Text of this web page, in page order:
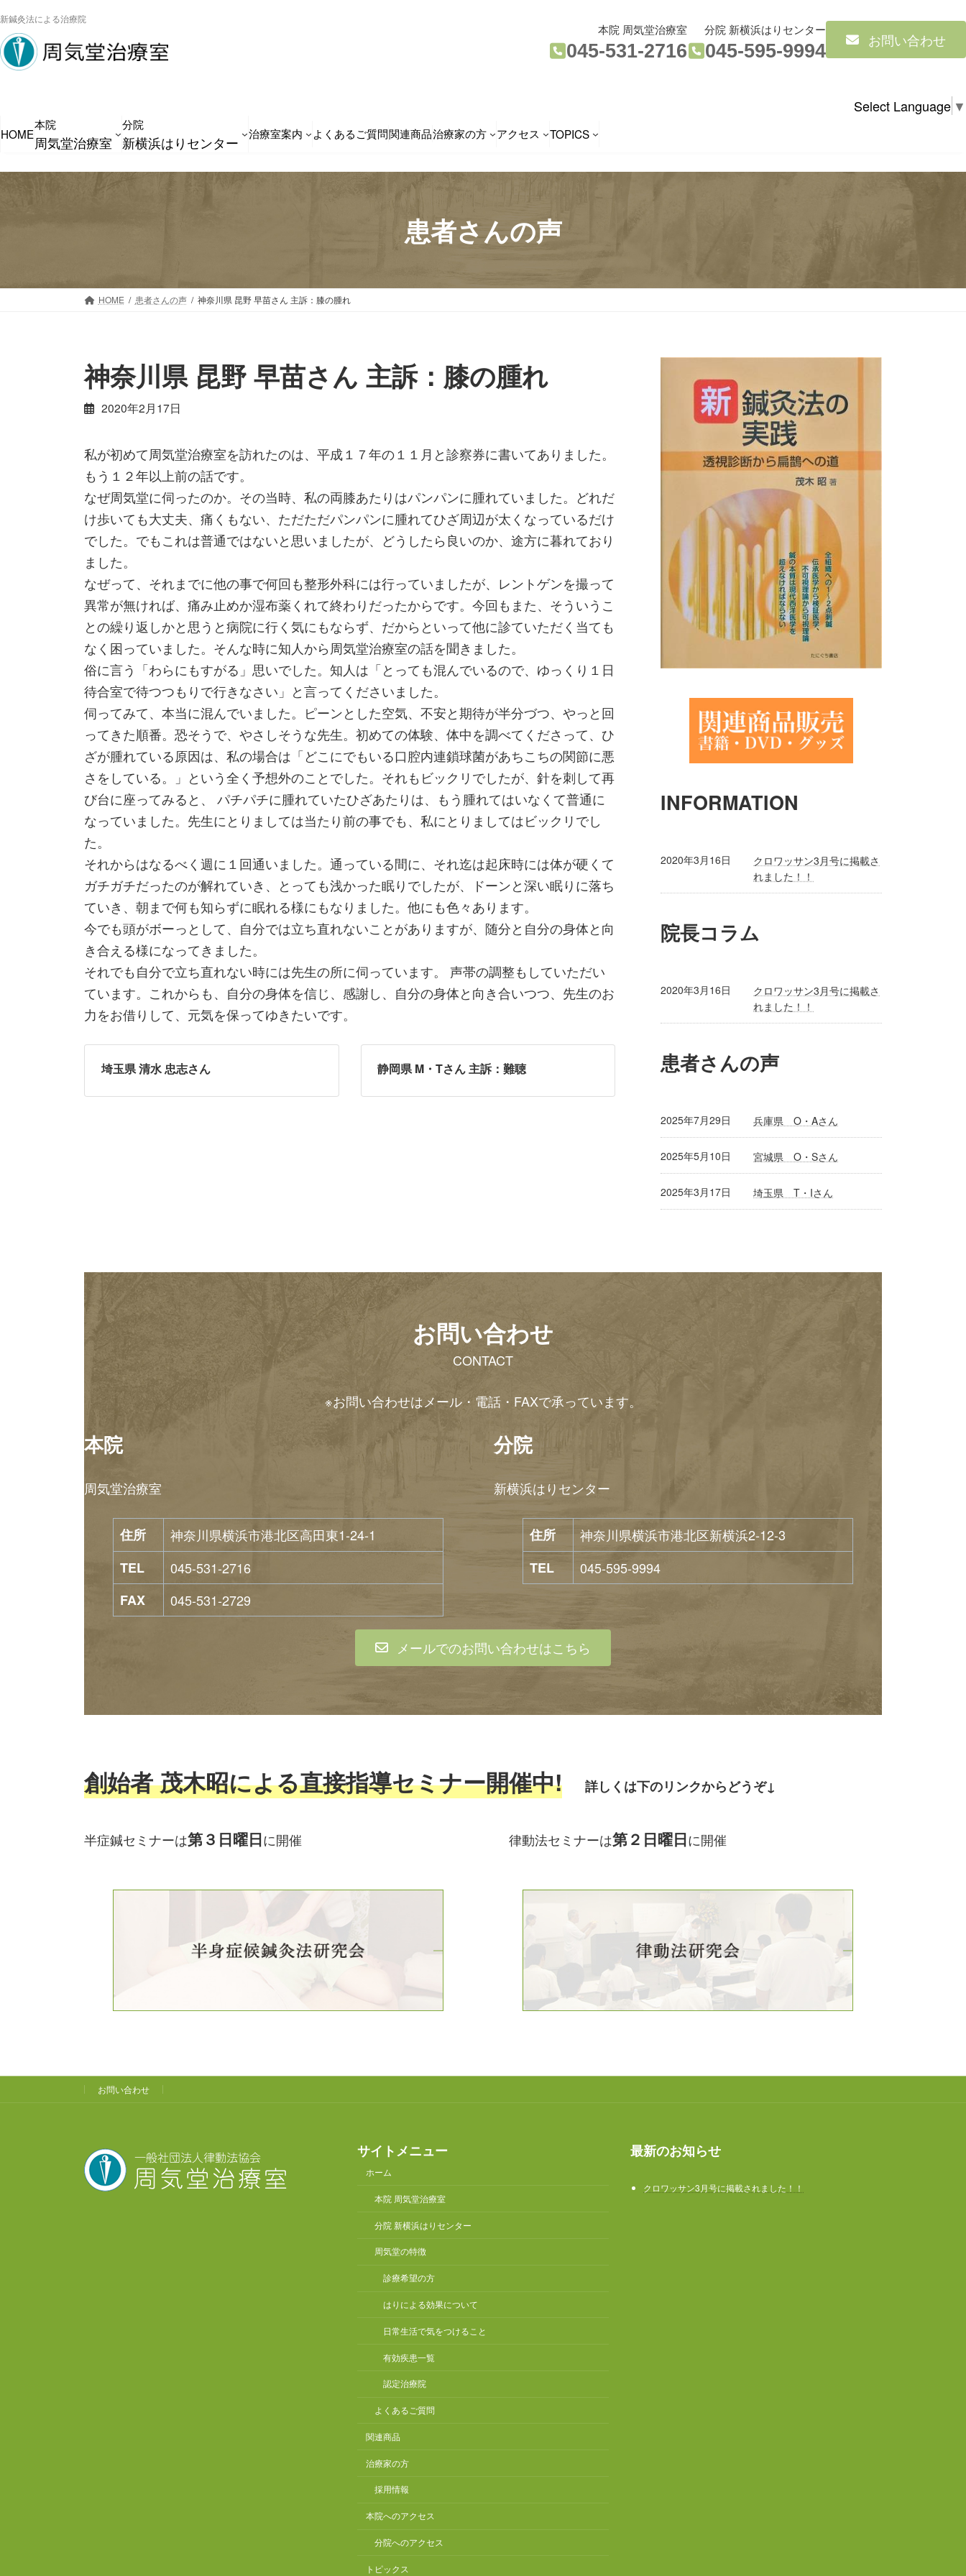
ン
テ
ン
キ
ビ
ゲ
ー
に
新鍼灸法による治療院
本院 周気堂治療室
045-531-2716
分院 新横浜はりセンター
045-595-9994
お問い合わせ
Select Language ▼
HOME
本院
周気堂治療室
分院
新横浜はりセンター 治療室案内 よくあるご質問関連商品治療家の方 アクセス TOPICS
患者さんの声
HOME 患者さんの声 神奈川県 昆野 早苗さん 主訴：膝の腫れ
神奈川県 昆野 早苗さん 主訴：膝の腫れ
2020年2月17日
私が初めて周気堂治療室を訪れたのは、平成１７年の１１月と診察券に書いてありました。
もう１２年以上前の話です。
なぜ周気堂に伺ったのか。その当時、私の両膝あたりはパンパンに腫れていました。どれだ
け歩いても大丈夫、痛くもない、ただただパンパンに腫れてひざ周辺が太くなっているだけ
でした。でもこれは普通ではないと思いましたが、どうしたら良いのか、途方に暮れており
ました。
なぜって、それまでに他の事で何回も整形外科には行っていましたが、レントゲンを撮って
異常が無ければ、痛み止めか湿布薬くれて終わりだったからです。今回もまた、そういうこ
との繰り返しかと思うと病院に行く気にもならず、だからといって他に診ていただく当ても
なく困っていました。そんな時に知人から周気堂治療室の話を聞きました。
俗に言う「わらにもすがる」思いでした。知人は「とっても混んでいるので、ゆっくり１日
待合室で待つつもりで行きなさい」と言ってくださいました。
伺ってみて、本当に混んでいました。ピーンとした空気、不安と期待が半分づつ、やっと回
ってきた順番。恐そうで、やさしそうな先生。初めての体験、体中を調べてくださって、ひ
ざが腫れている原因は、私の場合は「どこにでもいる口腔内連鎖球菌があちこちの関節に悪
さをしている。」という全く予想外のことでした。それもビックリでしたが、針を刺して再
び台に座ってみると、 パチパチに腫れていたひざあたりは、もう腫れてはいなくて普通に
なっていました。先生にとりましては当たり前の事でも、私にとりましてはビックリでし
た。
それからはなるべく週に１回通いました。通っている間に、それ迄は起床時には体が硬くて
ガチガチだったのが解れていき、とっても浅かった眠りでしたが、ドーンと深い眠りに落ち
ていき、朝まで何も知らずに眠れる様にもなりました。他にも色々あります。
今でも頭がボーっとして、自分では立ち直れないことがありますが、随分と自分の身体と向
き合える様になってきました。
それでも自分で立ち直れない時には先生の所に伺っています。 声帯の調整もしていただい
ています。これからも、自分の身体を信じ、感謝し、自分の身体と向き合いつつ、先生のお
力をお借りして、元気を保ってゆきたいです。
埼玉県 清水 忠志さん 静岡県 M・Tさん 主訴：難聴
INFORMATION
2020年3月16日
クロワッサン3月号に掲載さ
れました！！
院長コラム
2020年3月16日
クロワッサン3月号に掲載さ
れました！！
患者さんの声
2025年7月29日 兵庫県 O・Aさん
2025年5月10日 宮城県 O・Sさん
2025年3月17日 埼玉県 T・Iさん
お問い合わせ
CONTACT
※お問い合わせはメール・電話・FAXで承っています。
本院
周気堂治療室
住所
神奈川県横浜市港北区高田東1-24-1
TEL
045-531-2716
FAX
045-531-2729
分院
新横浜はりセンター
住所
神奈川県横浜市港北区新横浜2-12-3
TEL
045-595-9994
メールでのお問い合わせはこちら
創始者 茂木昭による直接指導セミナー開催中! 詳しくは下のリンクからどうぞ↓
半症鍼セミナーは第３日曜日に開催 律動法セミナーは第２日曜日に開催
お問い合わせ
サイトメニュー
ホーム
本院 周気堂治療室
分院 新横浜はりセンター
周気堂の特徴
診療希望の方
はりによる効果について
日常生活で気をつけること
有効疾患一覧
認定治療院
よくあるご質問
関連商品
治療家の方
採用情報
本院へのアクセス
分院へのアクセス
トピックス
最新のお知らせ
クロワッサン3月号に掲載されました！！